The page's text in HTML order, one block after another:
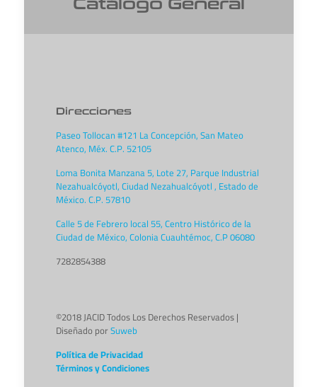
Catálogo General
Direcciones
Paseo Tollocan #121 La Concepción, San Mateo
Atenco, Méx. C.P. 52105
Loma Bonita Manzana 5, Lote 27, Parque Industrial
Nezahualcóyotl, Ciudad Nezahualcóyotl , Estado de
México. C.P. 57810
Calle 5 de Febrero local 55, Centro Histórico de la
Ciudad de México, Colonia Cuauhtémoc, C.P 06080
7282854388
©2018 JACID Todos Los Derechos Reservados |
Diseñado porSuweb
Política de Privacidad
Términos y Condiciones